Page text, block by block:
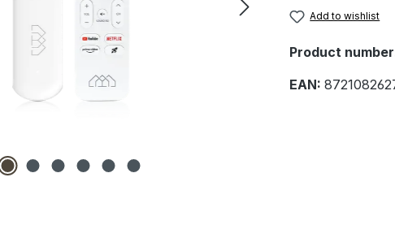
Add to wishlist
Product
EAN: